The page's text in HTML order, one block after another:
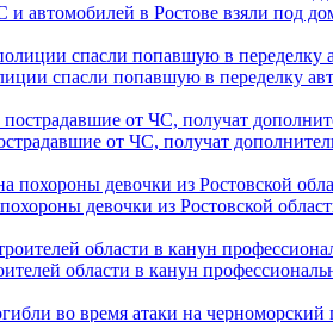
автомобилей в Ростове взяли под
спасли попавшую в переделку
от ЧС, получат
девочки из Ростовской
области в канун